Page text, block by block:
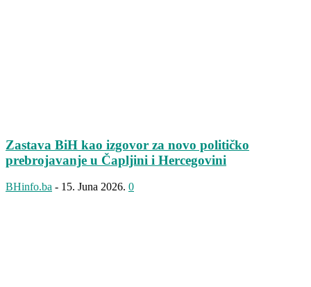
Zastava BiH kao izgovor za novo političko
prebrojavanje u Čapljini i Hercegovini
BHinfo.ba - 15. Juna 2026. 0